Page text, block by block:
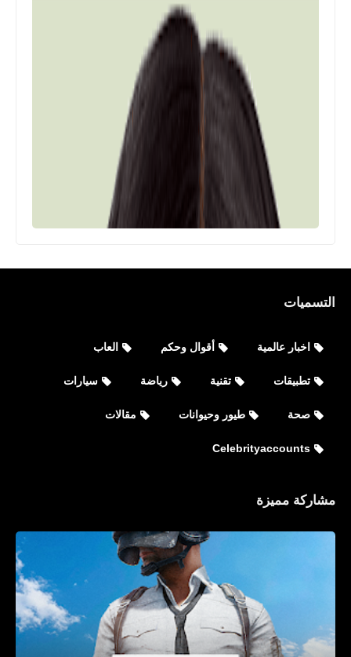
جميع حسابات كريس براون Chris
Brown الشخصية على مواقع التواصل
الاجتماعي
التسميات
اخبار عالمية أقوال وحكم العاب
تطبيقات تقنية رياضة سيارات
صحة طيور وحيوانات مقالات
Celebrityaccounts
مشاركة مميزة